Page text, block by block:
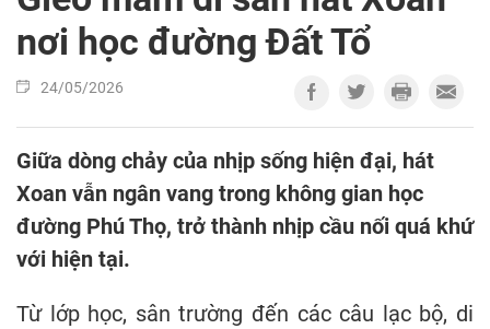
nơi học đường Đất Tổ
24/05/2026
Giữa dòng chảy của nhịp sống hiện đại, hát
Xoan vẫn ngân vang trong không gian học
đường Phú Thọ, trở thành nhịp cầu nối quá khứ
với hiện tại.
Từ lớp học, sân trường đến các câu lạc bộ, di